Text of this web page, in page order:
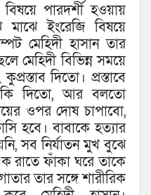
পারদর্শী হওয়ায়
ইংরেজি বিষয়ে
মেহিদী হাসান তার
মেহিদী বিভিন্ন সময়ে
দিতো। প্রস্তাবে
দিতো, আর বলতো
ওপর দোষ চাপাবো,
হবে। বাবাকে হত্যার
সব নির্যাতন মুখ বুঝে
রাতে ফাঁকা ঘরে তাকে
তার সঙ্গে শারীরিক